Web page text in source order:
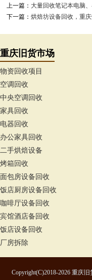
上一篇： 大量回收笔记本电脑
下一篇：烘焙坊设备回收，重
重庆旧货市场
物资回收项目
空调回收
中央空调回收
家具回收
电器回收
办公家具回收
二手烘焙设备
烤箱回收
面包房设备回收
饭店厨房设备回收
咖啡厅设备回收
宾馆酒店备回收
饭店设备回收
厂房拆除
Copyright(C)2018-2026 重庆